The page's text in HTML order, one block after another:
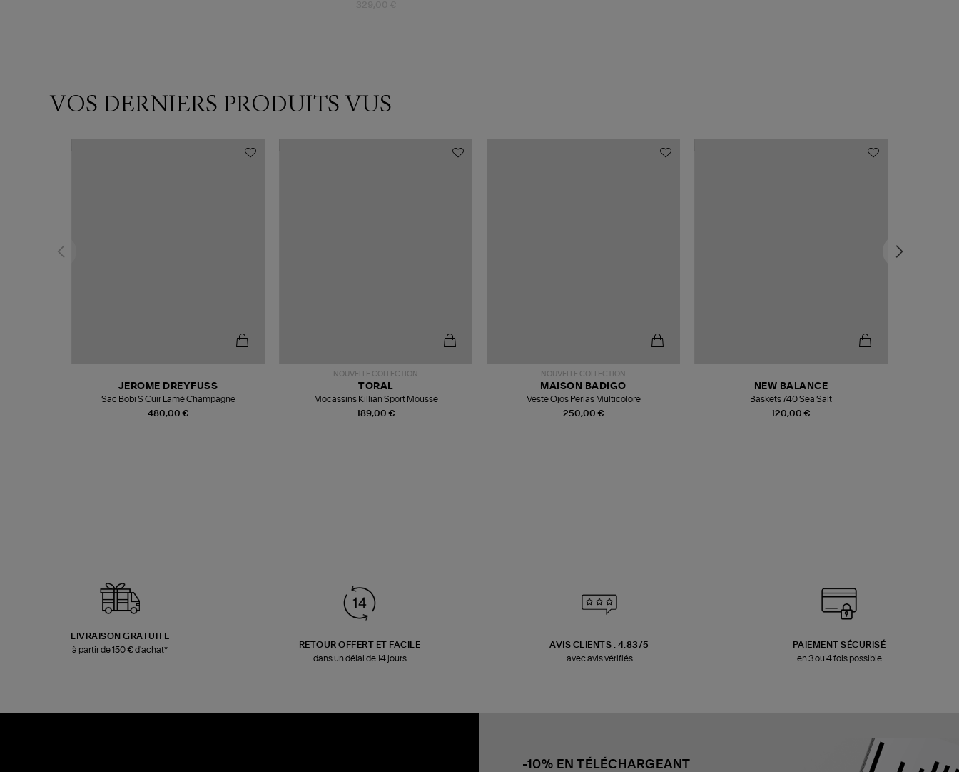
VOS DERNIERS PRODUITS VUS
480,00 €
JEROME DREYFUSS
Sac Bobi S Cuir Lamé Champagne
NOUVELLE COLLECTION
189,00 €
TORAL
Mocassins Killian Sport Mousse
NOUVELLE COLLECTION
250,00 €
MAISON BADIGO
Veste Ojos Perlas Multicolore
120,00 €
NEW BALANCE
Baskets 740 Sea Salt
LIVRAISON GRATUITE
à partir de 150 € d'achat*
RETOUR OFFERT ET FACILE
dans un délai de 14 jours
AVIS CLIENTS : 4.83/5
avec avis vérifiés
PAIEMENT SÉCURISÉ
en 3 ou 4 fois possible
-10% EN TÉLÉCHARGEANT